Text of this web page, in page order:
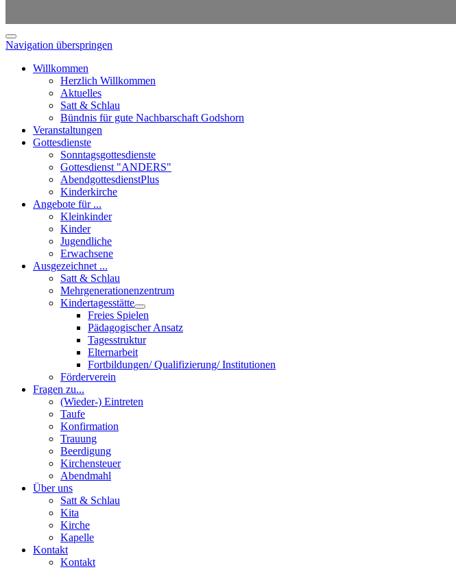
Navigation überspringen
Willkommen
Herzlich Willkommen
Aktuelles
Satt & Schlau
Bündnis für gute Nachbarschaft Godshorn
Veranstaltungen
Gottesdienste
Sonntagsgottesdienste
Gottesdienst "ANDERS"
AbendgottesdienstPlus
Kinderkirche
Angebote für ...
Kleinkinder
Kinder
Jugendliche
Erwachsene
Ausgezeichnet ...
Satt & Schlau
Mehrgenerationenzentrum
Kindertagesstätte
Freies Spielen
Pädagogischer Ansatz
Tagesstruktur
Elternarbeit
Fortbildungen/ Qualifizierung/ Institutionen
Förderverein
Fragen zu...
(Wieder-) Eintreten
Taufe
Konfirmation
Trauung
Beerdigung
Kirchensteuer
Abendmahl
Über uns
Satt & Schlau
Kita
Kirche
Kapelle
Kontakt
Kontakt